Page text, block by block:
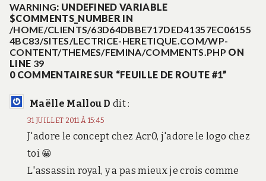
WARNING: UNDEFINED VARIABLE
$COMMENTS_NUMBER IN
/HOME/CLIENTS/63D64DBBE717DED41357EC06155
4BC83/SITES/LECTRICE-HERETIQUE.COM/WP-
CONTENT/THEMES/FEMINA/COMMENTS.PHP ON
LINE 39
0 COMMENTAIRE SUR “FEUILLE DE ROUTE #1”
Maëlle Mallou D dit :
31 JUILLET 2011 À 15:45
J'adore le concept chez Acr0, j'adore le logo chez
toi 😀
L'assassin royal, y a pas mieux je crois comme